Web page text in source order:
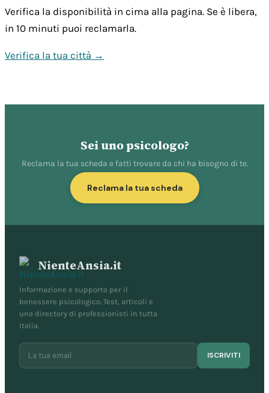
Verifica la disponibilità in cima alla pagina. Se è libera,
in 10 minuti puoi reclamarla.
Verifica la tua città →
Sei uno psicologo?
Reclama la tua scheda e fatti trovare da chi ha bisogno di te.
Reclama la tua scheda
NienteAnsia.it
Informazione e supporto per il
benessere psicologico. Test, articoli e
una directory di professionisti in tutta
Italia.
ISCRIVITI